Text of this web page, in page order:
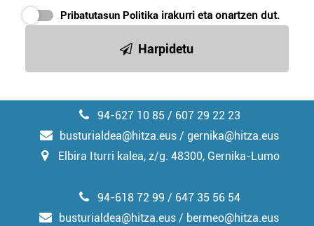
irakurri
Pribatutasun Politika irakurri eta onartzen dut.
Harpidetu
94-627 10 85 / 607 29 22 23
busturialdea@hitza.eus / gernika@hitza.eus
Elbira Iturri kalea, z/g. 48300, Gernika-Lumo
94-618 72 99 / 647 35 56 54
busturialdea@hitza.eus / bermeo@hitza.eus